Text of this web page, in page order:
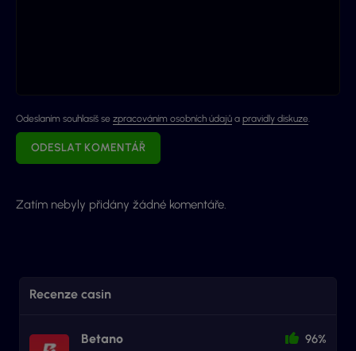
Odeslaním souhlasíš se zpracováním osobních údajů a pravidly diskuze
ODESLAT KOMENTÁŘ
Zatím nebyly přidány žádné komentáře.
Recenze casin
Betano 96%